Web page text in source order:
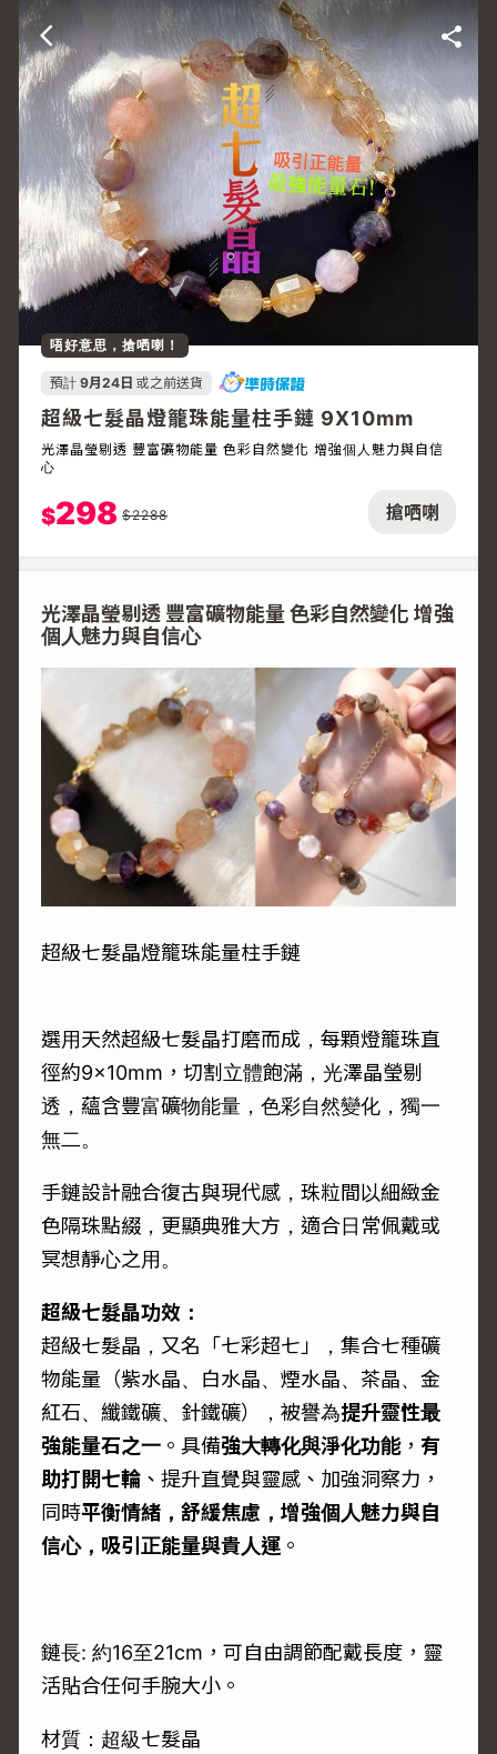
搶哂喇
唔好意思，搶哂喇！
預計 9月24日 或之前送貨
超級七髮晶燈籠珠能量柱手鏈 9X10mm
光澤晶瑩剔透 豐富礦物能量 色彩自然變化 增強個人魅力與自信
心
$298 $2288
光澤晶瑩剔透 豐富礦物能量 色彩自然變化 增強
個人魅力與自信心
超級七髮晶燈籠珠能量柱手鏈
選用天然超級七髮晶打磨而成，每顆燈籠珠直
徑約9×10mm，切割立體飽滿，光澤晶瑩剔
透，蘊含豐富礦物能量，色彩自然變化，獨一
無二。
手鏈設計融合復古與現代感，珠粒間以細緻金
色隔珠點綴，更顯典雅大方，適合日常佩戴或
冥想靜心之用。
超級七髮晶功效：
超級七髮晶，又名「七彩超七」，集合七種礦
物能量（紫水晶、白水晶、煙水晶、茶晶、金
紅石、纖鐵礦、針鐵礦），被譽為提升靈性最
強能量石之一 。具備強大轉化與淨化功能， 有
助打開七輪 、提升直覺與靈感、加強洞察力，
同時平衡情緒，舒緩焦慮，增強個人魅力與自
信心，吸引正能量與貴人運 。
鏈長: 約16至21cm，可自由調節配戴長度，靈
活貼合任何手腕大小。
材質：超級七髮晶